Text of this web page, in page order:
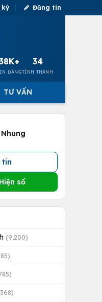
ký Đăng tin
ĐĂNG
34
TỈNH THÀNH
TƯ VẤN
tin
số
(9,200)